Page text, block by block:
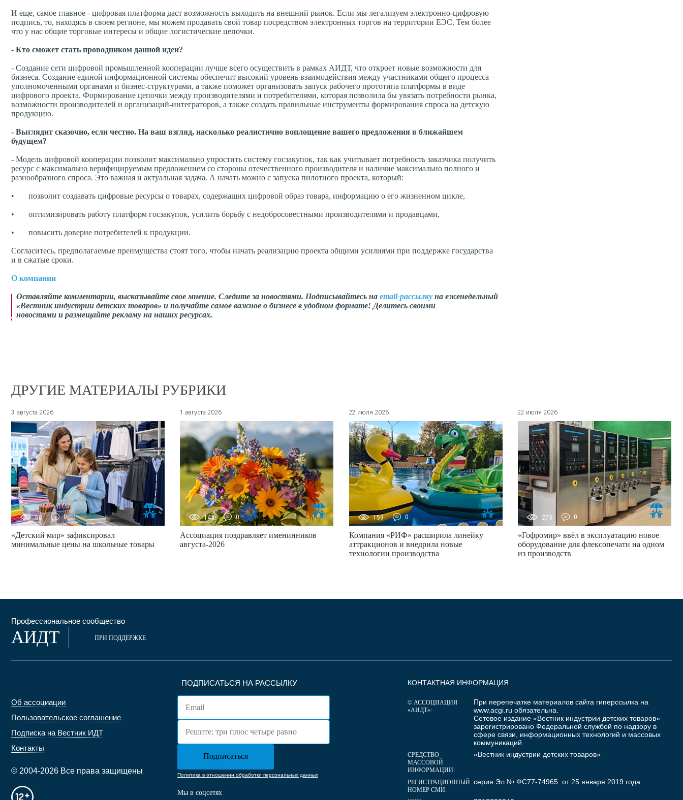
И еще, самое главное - цифровая платформа даст возможность выходить на внешний рынок. Если мы легализуем электронно-цифровую
подпись, то, находясь в своем регионе, мы можем продавать свой товар посредством электронных торгов на территории ЕЭС. Тем более
что у нас общие торговые интересы и общие логистические цепочки.
- Кто сможет стать проводником данной идеи?
- Создание сети цифровой промышленной кооперации лучше всего осуществить в рамках АИДТ, что откроет новые возможности для
бизнеса. Создание единой информационной системы обеспечит высокий уровень взаимодействия между участниками общего процесса –
уполномоченными органами и бизнес-структурами, а также поможет организовать запуск рабочего прототипа платформы в виде
цифрового проекта. Формирование цепочки между производителями и потребителями, которая позволила бы увязать потребности рынка,
возможности производителей и организаций-интеграторов, а также создать правильные инструменты формирования спроса на детскую
продукцию.
- Выглядит сказочно, если честно. На ваш взгляд, насколько реалистично воплощение вашего предложения в ближайшем
будущем?
- Модель цифровой кооперации позволит максимально упростить систему госзакупок, так как учитывает потребность заказчика получить
ресурс с максимально верифицируемым предложением со стороны отечественного производителя и наличие максимально полного и
разнообразного спроса. Это важная и актуальная задача. А начать можно с запуска пилотного проекта, который:
• позволит создавать цифровые ресурсы о товарах, содержащих цифровой образ товара, информацию о его жизненном цикле,
• оптимизировать работу платформ госзакупок, усилить борьбу с недобросовестными производителями и продавцами,
• повысить доверие потребителей к продукции.
Согласитесь, предполагаемые преимущества стоят того, чтобы начать реализацию проекта общими усилиями при поддержке государства
и в сжатые сроки.
О компании
Оставляйте комментарии, высказывайте свое мнение. Следите за новостями. Подписывайтесь на email-рассылку на еженедельный
«Вестник индустрии детских товаров» и получайте самое важное о бизнесе в удобном формате! Делитесь своими
новостями и размещайте рекламу на наших ресурсах.
ДРУГИЕ МАТЕРИАЛЫ РУБРИКИ
3 августа 2026
68 0
«Детский мир» зафиксировал
минимальные цены на школьные товары
1 августа 2026
143 0
Ассоциация поздравляет именинников
августа-2026
22 июля 2026
159 0
Компания «РИФ» расширила линейку
аттракционов и внедрила новые
технологии производства
22 июля 2026
273 0
«Гофромир» ввёл в эксплуатацию новое
оборудование для флексопечати на одном
из производств
Профессиональное сообщество
АИДТ ПРИ ПОДДЕРЖКЕ
Об ассоциации
Пользовательское соглашение
Подписка на Вестник ИДТ
Контакты
© 2004-2026 Все права защищены
ПОДПИСАТЬСЯ НА РАССЫЛКУ
Политика в отношении обработки персональных данных
Мы в соцсетях
КОНТАКТНАЯ ИНФОРМАЦИЯ
© АССОЦИАЦИЯ
«АИДТ»:
При перепечатке материалов сайта гиперссылка на
www.acgi.ru обязательна.
Сетевое издание «Вестник индустрии детских товаров»
зарегистрировано Федеральной службой по надзору в
сфере связи, информационных технологий и массовых
коммуникаций
СРЕДСТВО
МАССОВОЙ
ИНФОРМАЦИИ:
«Вестник индустрии детских товаров»
РЕГИСТРАЦИОННЫЙ
НОМЕР СМИ:
серия Эл № ФС77-74965 от 25 января 2019 года